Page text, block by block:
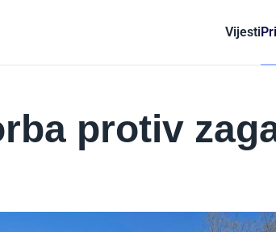
Vijesti
protiv